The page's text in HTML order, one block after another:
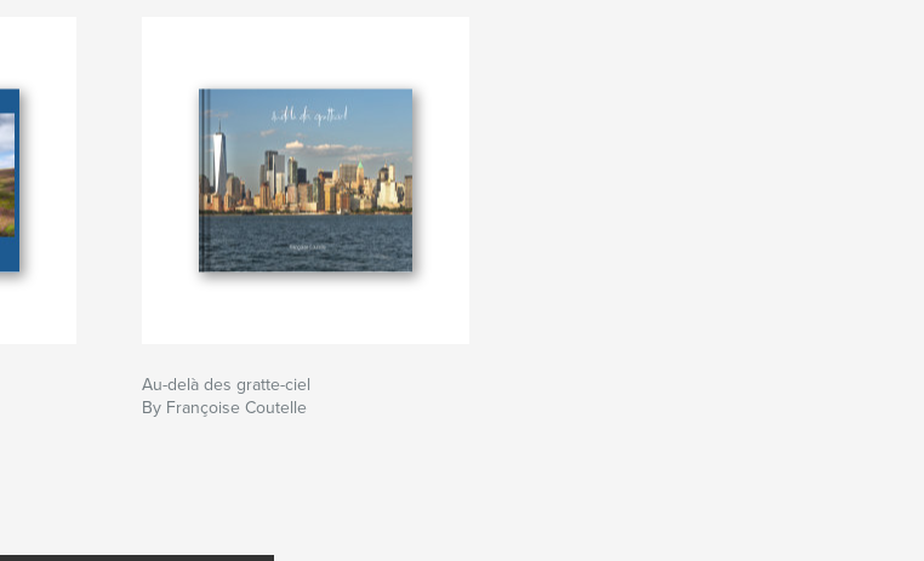
Au-delà des gratte-ciel
By Françoise Coutelle